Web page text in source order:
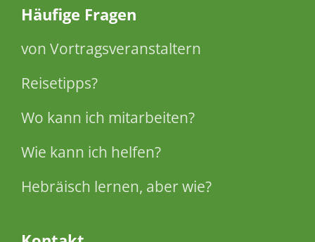
Häufige Fragen
von Vortragsveranstaltern
Reisetipps?
Wo kann ich mitarbeiten?
Wie kann ich helfen?
Hebräisch lernen, aber wie?